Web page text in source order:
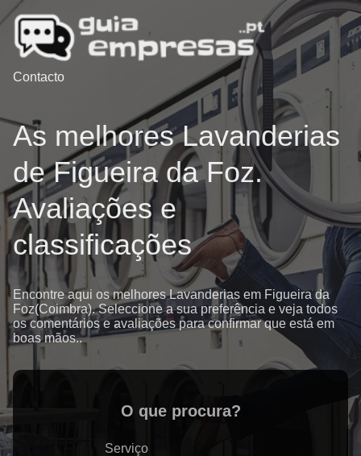
Contacto
As melhores Lavanderias
de Figueira da Foz.
Avaliações e
classificações
Encontre aqui os melhores Lavanderias em Figueira da
Foz(Coimbra). Seleccione a sua preferência e veja todos
os comentários e avaliações para confirmar que está em
boas mãos..
O que procura?
Serviço